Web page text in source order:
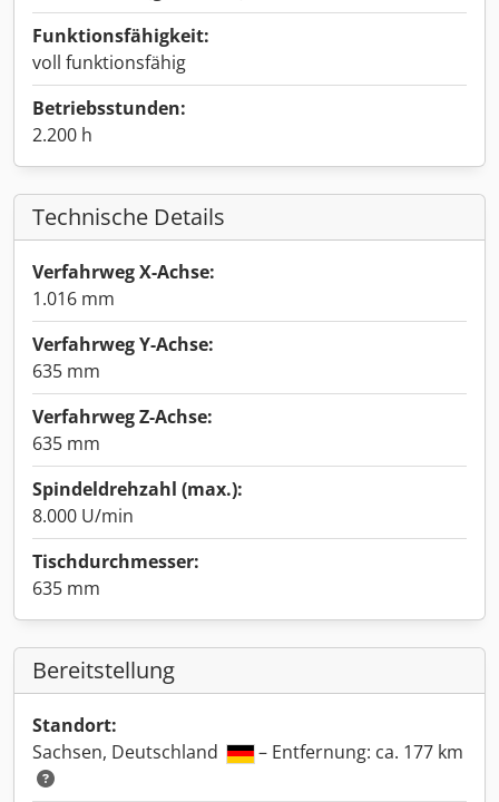
Funktionsfähigkeit:
voll funktionsfähig
Betriebsstunden:
2.200 h
Technische Details
Verfahrweg X-Achse:
1.016 mm
Verfahrweg Y-Achse:
635 mm
Verfahrweg Z-Achse:
635 mm
Spindeldrehzahl (max.):
8.000 U/min
Tischdurchmesser:
635 mm
Bereitstellung
Standort:
Sachsen, Deutschland
– Entfernung: ca. 177 km